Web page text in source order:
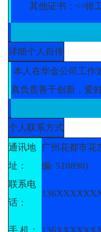
其他证书：<<钳
详细个人自传
本人在华金公司工作
真负责善于创新，爱
个人联系方式
通讯地
址：
广州花都市花
编: 510890)
联系电
话：